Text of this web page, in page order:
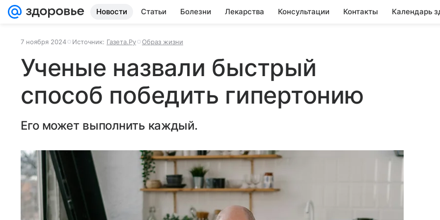
Новости Статьи Болезни Лекарства Консультации Контакты Календарь
7 ноября 2024 Источник: Газета.Ру Образ жизни
Ученые назвали быстрый
способ победить гипертонию
Его может выполнить каждый.